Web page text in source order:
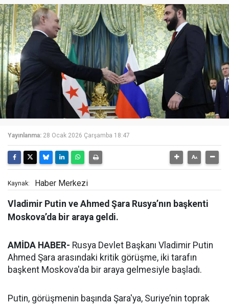
Yayınlanma: 28 Ocak 2026 Çarşamba 18:47
Kaynak: Haber Merkezi
Vladimir Putin ve Ahmed Şara Rusya’nın başkenti
Moskova’da bir araya geldi.
AMİDA HABER- Rusya Devlet Başkanı Vladimir Putin
Ahmed Şara arasındaki kritik görüşme, iki tarafın
başkent Moskova'da bir araya gelmesiyle başladı.
Putin, görüşmenin başında Şara'ya, Suriye’nin toprak